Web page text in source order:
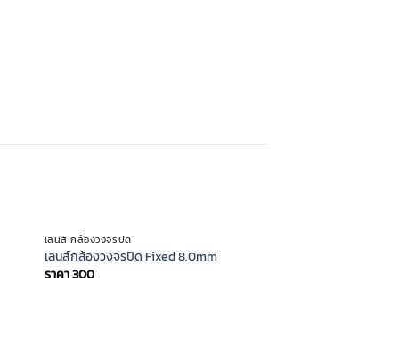
OUT OF STOCK
เลนส์ กล้องวงจรปิด
เลนส์กล้องวงจรปิด Fixed 8.0mm
ราคา300